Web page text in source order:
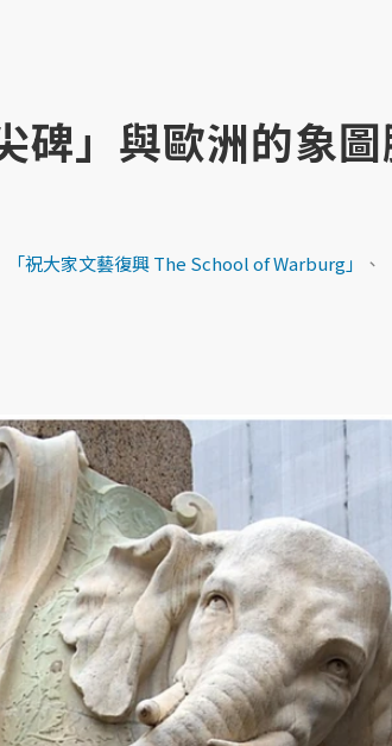
碑」與歐洲的象
「祝大家文藝復興 The School of Warburg」
、